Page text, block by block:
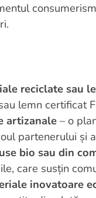
reciclate sau
lemn certificat
artizanale– o
partenerului și
bio sau din
care susțin
inovatoare